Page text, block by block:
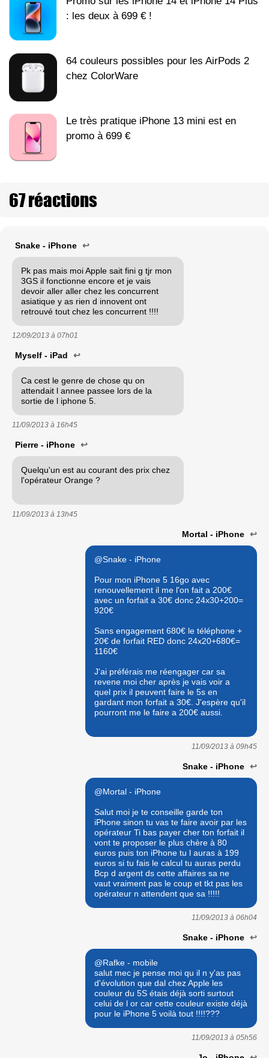
: les deux à 699 € !
64 couleurs possibles pour les AirPods 2
chez ColorWare
Le très pratique iPhone 13 mini est en
promo à 699 €
67 réactions
Snake - iPhone ↩
Pk pas mais moi Apple sait fini g tjr mon
3GS il fonctionne encore et je vais
devoir aller aller chez les concurrent
asiatique y as rien d innovent ont
retrouvé tout chez les concurrent !!!!
12/09/2013 à 07h01
Myself - iPad ↩
Ca cest le genre de chose qu on
attendait l annee passee lors de la
sortie de l iphone 5.
11/09/2013 à 16h45
Pierre - iPhone ↩
Quelqu'un est au courant des prix chez
l'opérateur Orange ?
11/09/2013 à 13h45
Mortal - iPhone ↩
@Snake - iPhone
Pour mon iPhone 5 16go avec
renouvellement il me l'on fait a 200€
avec un forfait a 30€ donc 24x30+200=
920€
Sans engagement 680€ le téléphone +
20€ de forfait RED donc 24x20+680€=
1160€
J'ai préférais me réengager car sa
revene moi cher après je vais voir a
quel prix il peuvent faire le 5s en
gardant mon forfait a 30€. J'espère qu'il
pourront me le faire a 200€ aussi.
11/09/2013 à 09h45
Snake - iPhone ↩
@Mortal - iPhone
Salut moi je te conseille garde ton
iPhone sinon tu vas te faire avoir par les
opérateur Ti bas payer cher ton forfait il
vont te proposer le plus chère à 80
euros puis ton iPhone tu l auras à 199
euros si tu fais le calcul tu auras perdu
Bcp d argent ds cette affaires sa ne
vaut vraiment pas le coup et tkt pas les
opérateur n attendent que sa !!!!!
11/09/2013 à 06h04
Snake - iPhone ↩
@Rafke - mobile
salut mec je pense moi qu il n y'as pas
d'évolution que dal chez Apple les
couleur du 5S étais déjà sorti surtout
celui de l or car cette couleur existe déjà
pour le iPhone 5 voilà tout !!!!???
11/09/2013 à 05h56